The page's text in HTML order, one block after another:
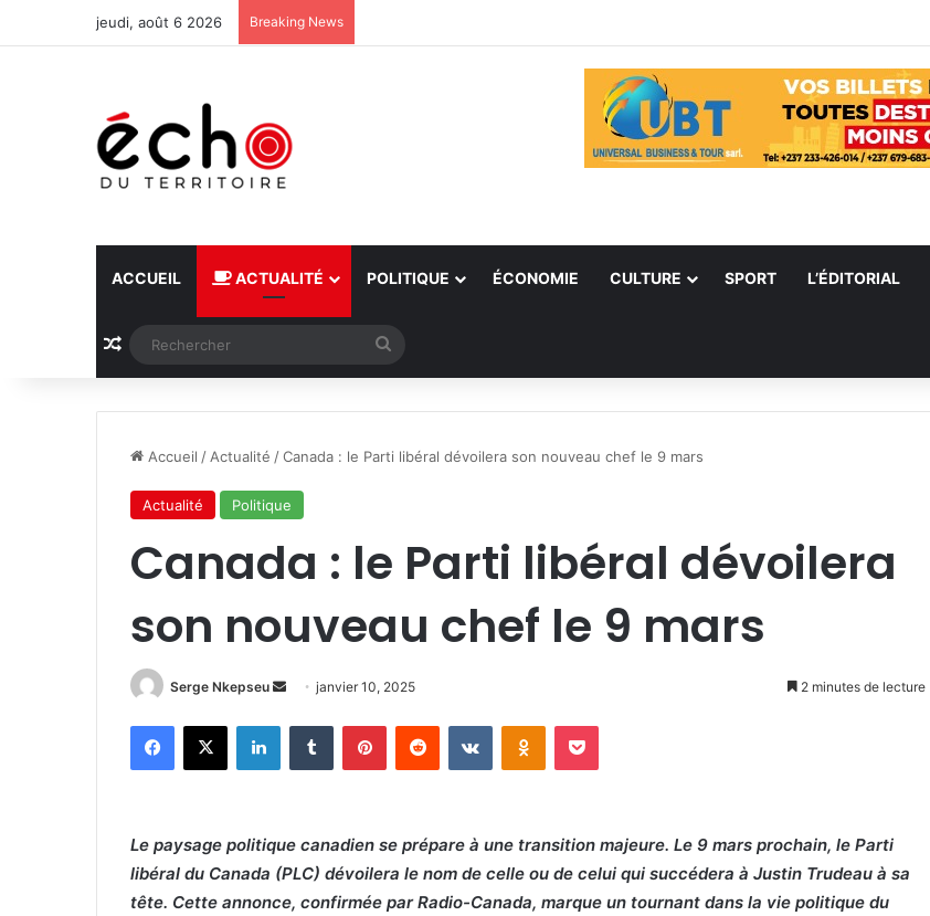
jeudi, août 6 2026 Breaking News
ACCUEIL ACTUALITÉ POLITIQUE ÉCONOMIE CULTURE SPORT L’ÉDITORIAL
Article Aléatoire
Accueil / Actualité /Canada : le Parti libéral dévoilera son nouveau chef le 9 mars
Actualité Politique
Canada : le Parti libéral dévoilera
son nouveau chef le 9 mars
Serge Nkepseu
o
r
u
n
janvier 10, 2025 2 minutes de lecture
Le paysage politique canadien se prépare à une transition majeure. Le 9 mars prochain, le Parti
libéral du Canada (PLC) dévoilera le nom de celle ou de celui qui succédera à Justin Trudeau à sa
tête. Cette annonce, confirmée par Radio-Canada, marque un tournant dans la vie politique du